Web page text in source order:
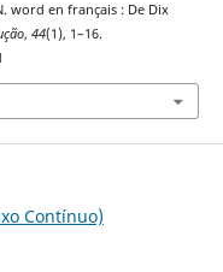
word en français : De Dix
, 44(1), 1–16.
Contínuo)